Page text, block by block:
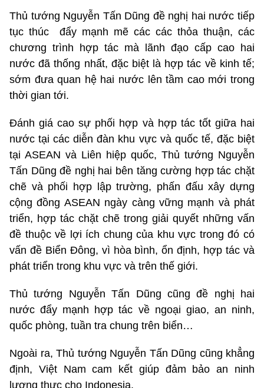
Thủ tướng Nguyễn Tấn Dũng đề nghị hai nước tiếp
tục thúc đẩy mạnh mẽ các các thỏa thuận, các
chương trình hợp tác mà lãnh đạo cấp cao hai
nước đã thống nhất, đặc biệt là hợp tác về kinh tế;
sớm đưa quan hệ hai nước lên tầm cao mới trong
thời gian tới.
Đánh giá cao sự phối hợp và hợp tác tốt giữa hai
nước tại các diễn đàn khu vực và quốc tế, đặc biệt
tại ASEAN và Liên hiệp quốc, Thủ tướng Nguyễn
Tấn Dũng đề nghị hai bên tăng cường hợp tác chặt
chẽ và phối hợp lập trường, phấn đấu xây dựng
cộng đồng ASEAN ngày càng vững mạnh và phát
triển, hợp tác chặt chẽ trong giải quyết những vấn
đề thuộc về lợi ích chung của khu vực trong đó có
vấn đề Biển Đông, vì hòa bình, ổn định, hợp tác và
phát triển trong khu vực và trên thế giới.
Thủ tướng Nguyễn Tấn Dũng cũng đề nghị hai
nước đẩy mạnh hợp tác về ngoại giao, an ninh,
quốc phòng, tuần tra chung trên biển…
Ngoài ra, Thủ tướng Nguyễn Tấn Dũng cũng khẳng
định, Việt Nam cam kết giúp đảm bảo an ninh
lương thực cho Indonesia.